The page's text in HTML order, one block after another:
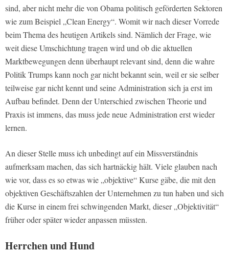
sind, aber nicht mehr die von Obama politisch geförderten Sektoren
wie zum Beispiel „Clean Energy“. Womit wir nach dieser Vorrede
beim Thema des heutigen Artikels sind. Nämlich der Frage, wie
weit diese Umschichtung tragen wird und ob die aktuellen
Marktbewegungen denn überhaupt relevant sind, denn die wahre
Politik Trumps kann noch gar nicht bekannt sein, weil er sie selber
teilweise gar nicht kennt und seine Administration sich ja erst im
Aufbau befindet. Denn der Unterschied zwischen Theorie und
Praxis ist immens, das muss jede neue Administration erst wieder
lernen.
An dieser Stelle muss ich unbedingt auf ein Missverständnis
aufmerksam machen, das sich hartnäckig hält. Viele glauben nach
wie vor, dass es so etwas wie „objektive“ Kurse gäbe, die mit den
objektiven Geschäftszahlen der Unternehmen zu tun haben und sich
die Kurse in einem frei schwingenden Markt, dieser „Objektivität“
früher oder später wieder anpassen müssten.
Herrchen und Hund